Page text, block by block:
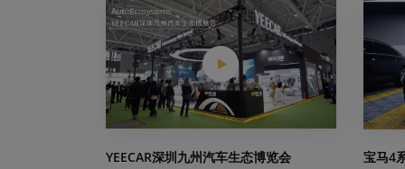
YEECAR深圳九州汽车生态博览会
宝马4